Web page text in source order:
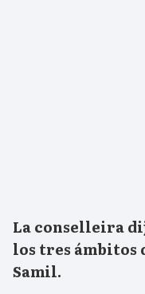
La conselleira
los tres ámbitos
Samil.